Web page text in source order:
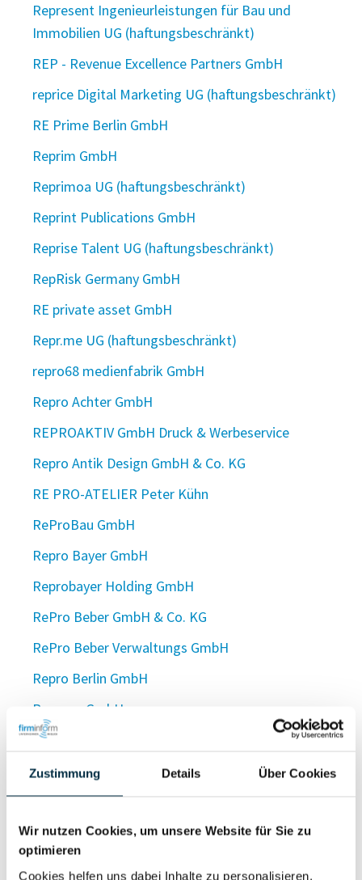
Zustimmung Details Über Cookies
Wir nutzen Cookies, um unsere Website für Sie zu
optimieren
Cookies helfen uns dabei Inhalte zu personalisieren,
Represent Ingenieurleistungen für Bau und
Immobilien UG (haftungsbeschränkt)
REP - Revenue Excellence Partners GmbH
reprice Digital Marketing UG (haftungsbeschränkt)
RE Prime Berlin GmbH
Reprim GmbH
Reprimoa UG (haftungsbeschränkt)
Reprint Publications GmbH
Reprise Talent UG (haftungsbeschränkt)
RepRisk Germany GmbH
RE private asset GmbH
Repr.me UG (haftungsbeschränkt)
repro68 medienfabrik GmbH
Repro Achter GmbH
REPROAKTIV GmbH Druck & Werbeservice
Repro Antik Design GmbH & Co. KG
RE PRO-ATELIER Peter Kühn
ReProBau GmbH
Repro Bayer GmbH
Reprobayer Holding GmbH
RePro Beber GmbH & Co. KG
RePro Beber Verwaltungs GmbH
Repro Berlin GmbH
Reproca GmbH
ReProCap GmbH
Reprocenter GmbH
Repro-Center GmbH
ReproCenter Print & Scan Copyshop GmbH